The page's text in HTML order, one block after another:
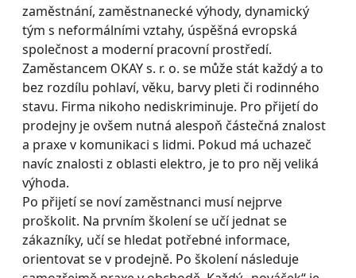
zaměstnání, zaměstnanecké výhody, dynamický
tým s neformálními vztahy, úspěšná evropská
společnost a moderní pracovní prostředí.
Zaměstancem OKAY s. r. o. se může stát každý a to
bez rozdílu pohlaví, věku, barvy pleti či rodinného
stavu. Firma nikoho nediskriminuje. Pro přijetí do
prodejny je ovšem nutná alespoň částečná znalost
a praxe v komunikaci s lidmi. Pokud má uchazeč
navíc znalosti z oblasti elektro, je to pro něj veliká
výhoda.
Po přijetí se noví zaměstnanci musí nejprve
proškolit. Na prvním školení se učí jednat se
zákazníky, učí se hledat potřebné informace,
orientovat se v prodejně. Po školení následuje